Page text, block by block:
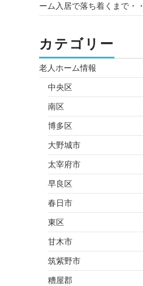
ーム入居で落ち着くまで・・
カテゴリー
老人ホーム情報
中央区
南区
博多区
大野城市
太宰府市
早良区
春日市
東区
甘木市
筑紫野市
糟屋郡